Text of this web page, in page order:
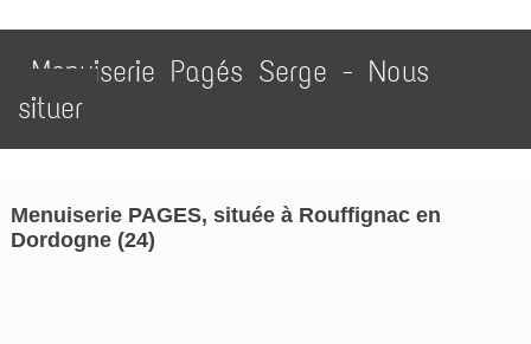
Menuiserie Pagés Serge - Nous
situer
Menuiserie PAGES, située à Rouffignac en
Dordogne (24)